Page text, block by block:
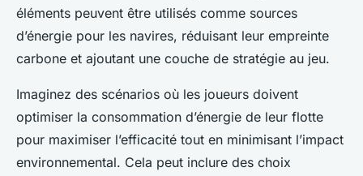
éléments peuvent être utilisés comme sources
d’énergie pour les navires, réduisant leur empreinte
carbone et ajoutant une couche de stratégie au jeu.
Imaginez des scénarios où les joueurs doivent
optimiser la consommation d’énergie de leur flotte
pour maximiser l’efficacité tout en minimisant l’impact
environnemental. Cela peut inclure des choix